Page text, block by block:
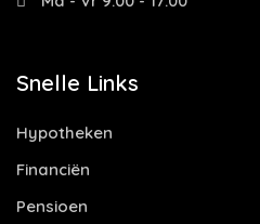
Snelle Links
Hypotheken
Financiën
Pensioen